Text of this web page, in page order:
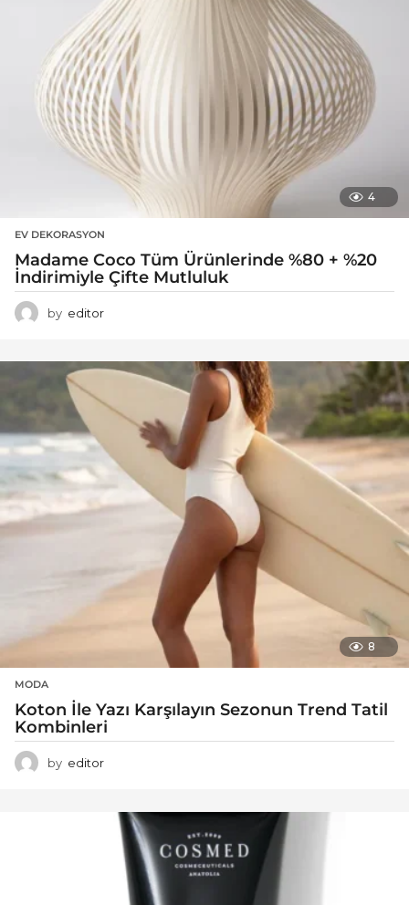
4
EV DEKORASYON
Madame Coco Tüm Ürünlerinde %80 + %20
İndirimiyle Çifte Mutluluk
by editor
8
MODA
Koton İle Yazı Karşılayın Sezonun Trend Tatil
Kombinleri
by editor